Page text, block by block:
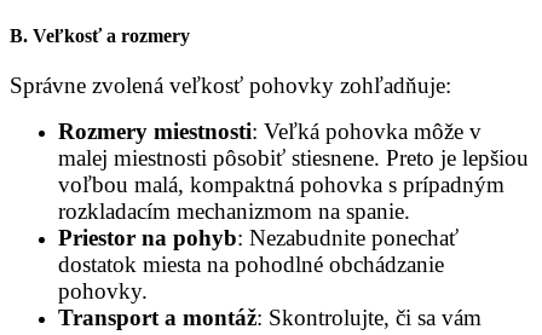
B. Veľkosť a rozmery
Správne zvolená veľkosť pohovky zohľadňuje:
Rozmery miestnosti: Veľká pohovka môže v
malej miestnosti pôsobiť stiesnene. Preto je lepšiou
voľbou malá, kompaktná pohovka s prípadným
rozkladacím mechanizmom na spanie.
Priestor na pohyb: Nezabudnite ponechať
dostatok miesta na pohodlné obchádzanie
pohovky.
Transport a montáž: Skontrolujte, či sa vám